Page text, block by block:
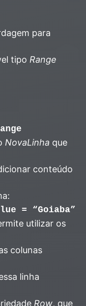
para
tipo Range
NovaLinha que
conteúdo
= “Goiaba”
utilizar os
colunas
linha
Row, que